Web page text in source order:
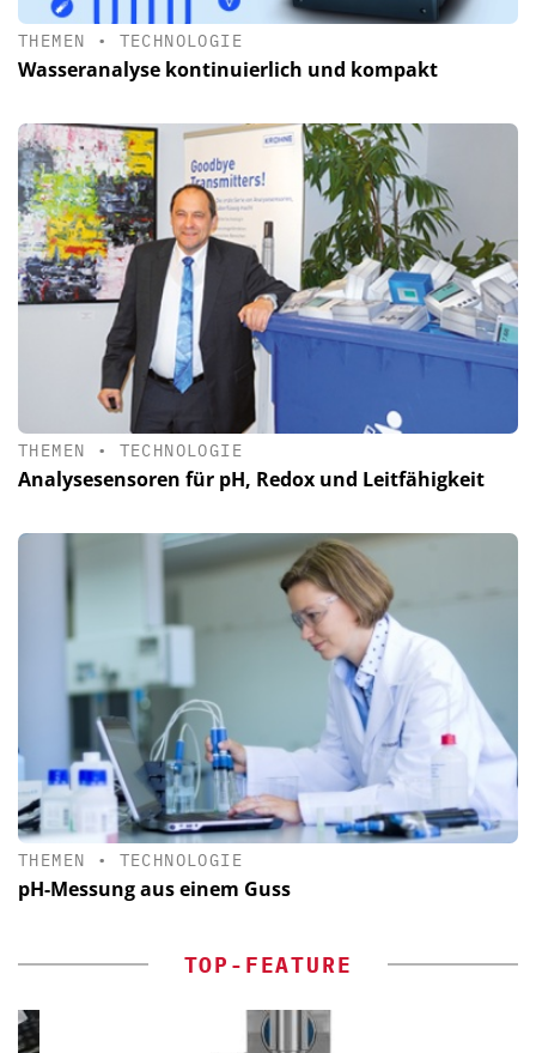
THEMEN • TECHNOLOGIE
Wasseranalyse kontinuierlich und kompakt
THEMEN • TECHNOLOGIE
Analysesensoren für pH, Redox und Leitfähigkeit
THEMEN • TECHNOLOGIE
pH-Messung aus einem Guss
TOP-FEATURE